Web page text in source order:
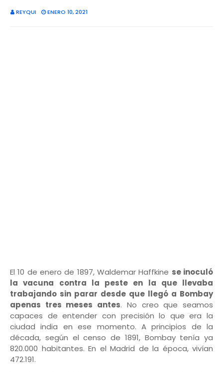
REYQUI ENERO 10, 2021
El 10 de enero de 1897, Waldemar Haffkine se inoculó
la vacuna contra la peste en la que llevaba
trabajando sin parar desde que llegó a Bombay
apenas tres meses antes. No creo que seamos
capaces de entender con precisión lo que era la
ciudad india en ese momento. A principios de la
década, según el censo de 1891, Bombay tenía ya
820.000 habitantes. En el Madrid de la época, vivían
472.191.